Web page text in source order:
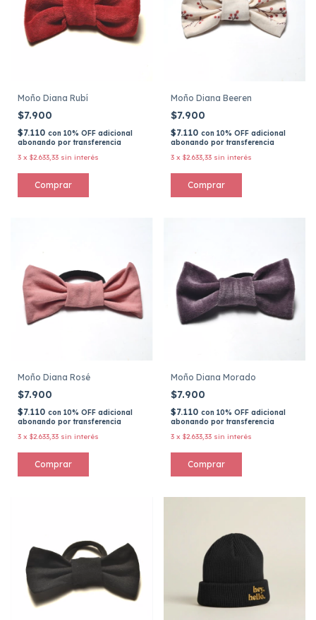
Moño Diana Rubí
$7.900
$7.110 con 10% OFF adicional
abonando por transferencia
3 x $2.633,33 sin interés
Moño Diana Beeren
$7.900
$7.110 con 10% OFF adicional
abonando por transferencia
3 x $2.633,33 sin interés
Moño Diana Rosé
$7.900
$7.110 con 10% OFF adicional
abonando por transferencia
3 x $2.633,33 sin interés
Moño Diana Morado
$7.900
$7.110 con 10% OFF adicional
abonando por transferencia
3 x $2.633,33 sin interés